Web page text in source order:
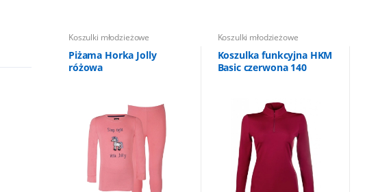
Koszulki młodzieżowe
Piżama Horka Jolly
różowa
Koszulki młodzieżowe
Koszulka funkcyjna HKM
Basic czerwona 140